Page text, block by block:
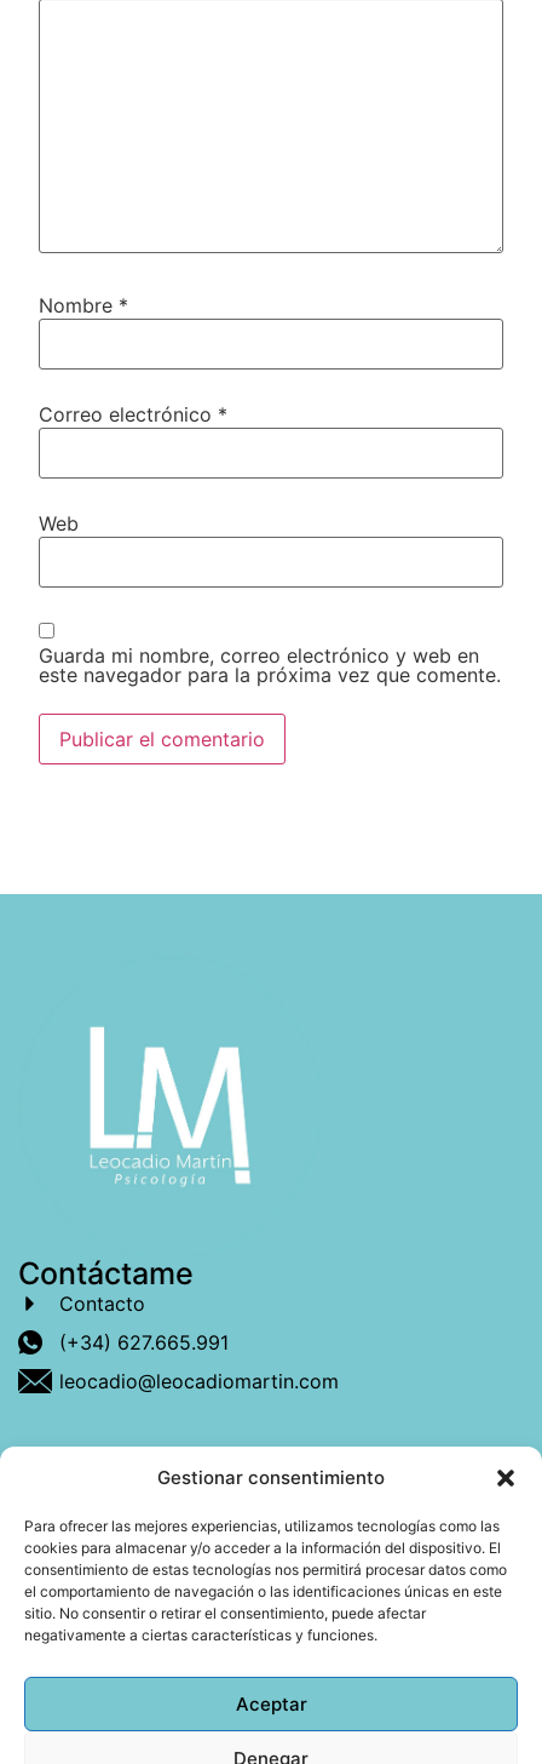
Gestionar consentimiento
Para ofrecer las mejores experiencias, utilizamos tecnologías como las
cookies para almacenar y/o acceder a la información del dispositivo. El
consentimiento de estas tecnologías nos permitirá procesar datos como
el comportamiento de navegación o las identificaciones únicas en este
sitio. No consentir o retirar el consentimiento, puede afectar
negativamente a ciertas características y funciones.
Aceptar
Denegar
Nombre *
Correo electrónico *
Web
Guarda mi nombre, correo electrónico y web en
este navegador para la próxima vez que comente.
Contáctame
Contacto
(+34) 627.665.991
leocadio@leocadiomartin.com
Descubre más sobre mí
Mi libro: La felicidad: qué ayuda y qué no.
Blog: Reflexiones que conectan
Agendar cita